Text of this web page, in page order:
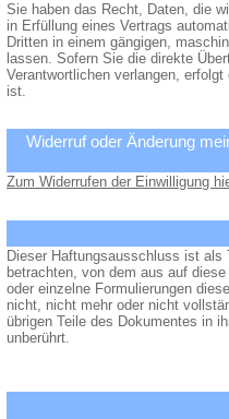
Sie haben das Recht, Daten, die
in Erfüllung eines Vertrags
Dritten in einem gängigen,
lassen. Sofern Sie die direkte
Verantwortlichen verlangen,
ist.
Widerruf oder Änderung
Zum Widerrufen der Einwilligung
Dieser Haftungsausschluss ist als
betrachten, von dem aus auf
oder einzelne Formulierungen
nicht, nicht mehr oder nicht
übrigen Teile des Dokumentes in
unberührt.